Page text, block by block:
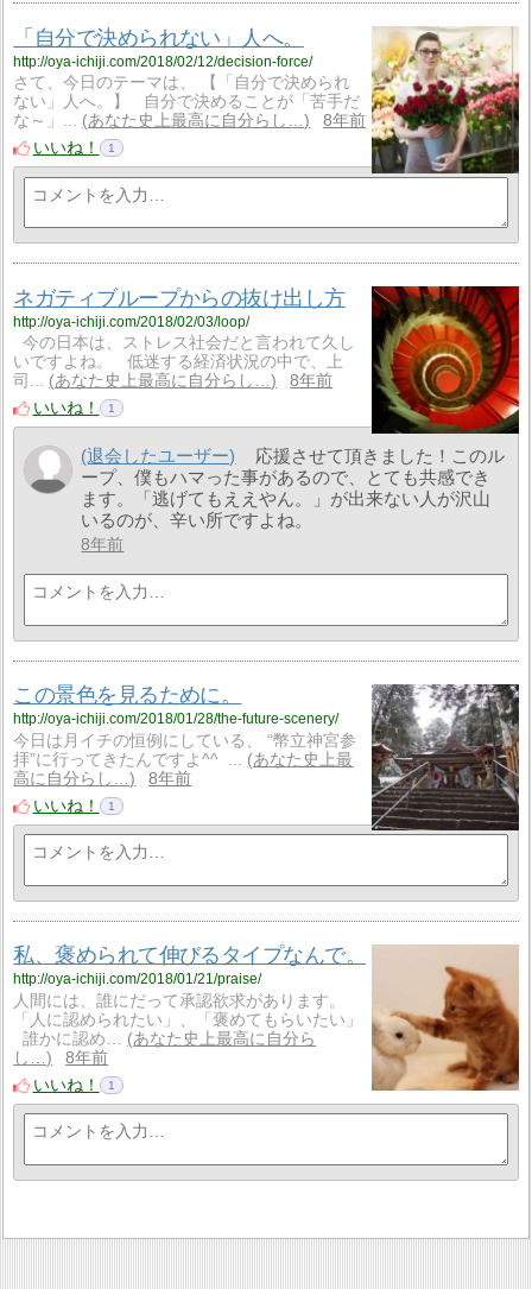
「自分で決められない」人へ。
http://oya-ichiji.com/2018/02/12/decision-force/
さて、今日のテーマは、 【「自分で決められ
ない」人へ。】 自分で決めることが「苦手だ
な～」...
あなた史上最高に自分らし…
8年前
いいね！
1
ネガティブループからの抜け出し方
http://oya-ichiji.com/2018/02/03/loop/
今の日本は、ストレス社会だと言われて久し
いですよね。 低迷する経済状況の中で、上
司...
あなた史上最高に自分らし…
8年前
いいね！
1
(退会したユーザー)
応援させて頂きました！このル
ープ、僕もハマった事があるので、とても共感でき
ます。「逃げてもええやん。」が出来ない人が沢山
いるのが、辛い所ですよね。
8年前
この景色を見るために。
http://oya-ichiji.com/2018/01/28/the-future-scenery/
今日は月イチの恒例にしている、 “幣立神宮参
拝”に行ってきたんですよ^^ ...
あなた史上最
高に自分らし…
8年前
いいね！
1
私、褒められて伸びるタイプなんで。
http://oya-ichiji.com/2018/01/21/praise/
人間には、誰にだって承認欲求があります。
「人に認められたい」、「褒めてもらいたい」
誰かに認め…
あなた史上最高に自分ら
し…
8年前
いいね！
1